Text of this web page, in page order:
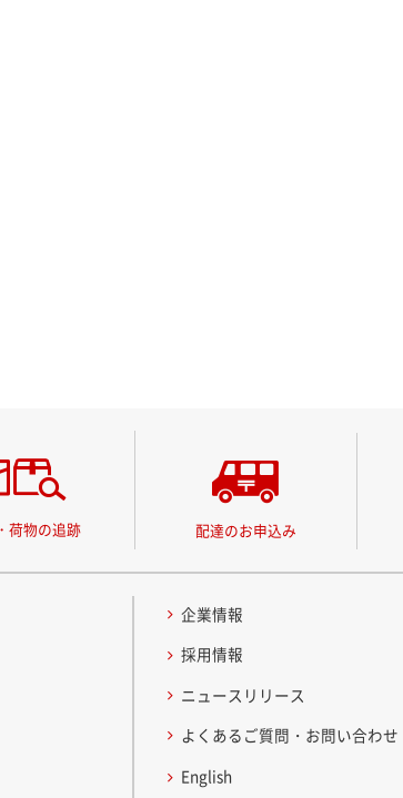
荷物の追跡 配達のお申込み
企業情報
採用情報
ニュースリリース
よくあるご質問・お問い合わせ
English